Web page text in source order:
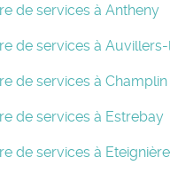
de services à Antheny
de services à
de services à Champlin
de services à Estrebay
de services à